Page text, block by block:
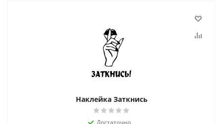
Наклейка Заткнись
Достаточно